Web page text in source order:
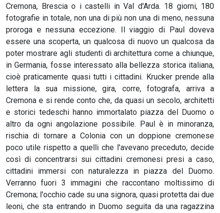
Cremona, Brescia o i castelli in Val d'Arda. 18 giorni, 180
fotografie in totale, non una di più non una di meno, nessuna
proroga e nessuna eccezione. Il viaggio di Paul doveva
essere una scoperta, un qualcosa di nuovo un qualcosa da
poter mostrare agli studenti di architettura come a chiunque,
in Germania, fosse interessato alla bellezza storica italiana,
cioè praticamente quasi tutti i cittadini. Krucker prende alla
lettera la sua missione, gira, corre, fotografa, arriva a
Cremona e si rende conto che, da quasi un secolo, architetti
e storici tedeschi hanno immortalato piazza del Duomo o
altro da ogni angolazione possibile. Paul è in minoranza,
rischia di tornare a Colonia con un doppione cremonese
poco utile rispetto a quelli che l'avevano preceduto, decide
così di concentrarsi sui cittadini cremonesi presi a caso,
cittadini immersi con naturalezza in piazza del Duomo.
Verranno fuori 3 immagini che raccontano moltissimo di
Cremona; l'occhio cade su una signora, quasi protetta dai due
leoni, che sta entrando in Duomo seguita da una ragazzina